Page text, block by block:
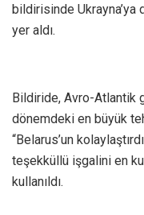
bildirisinde Ukrayna’ya
yer aldı.
Bildiride, Avro-Atlantik
dönemdeki en büyük
“Belarus’un
teşekküllü işgalini en
kullanıldı.